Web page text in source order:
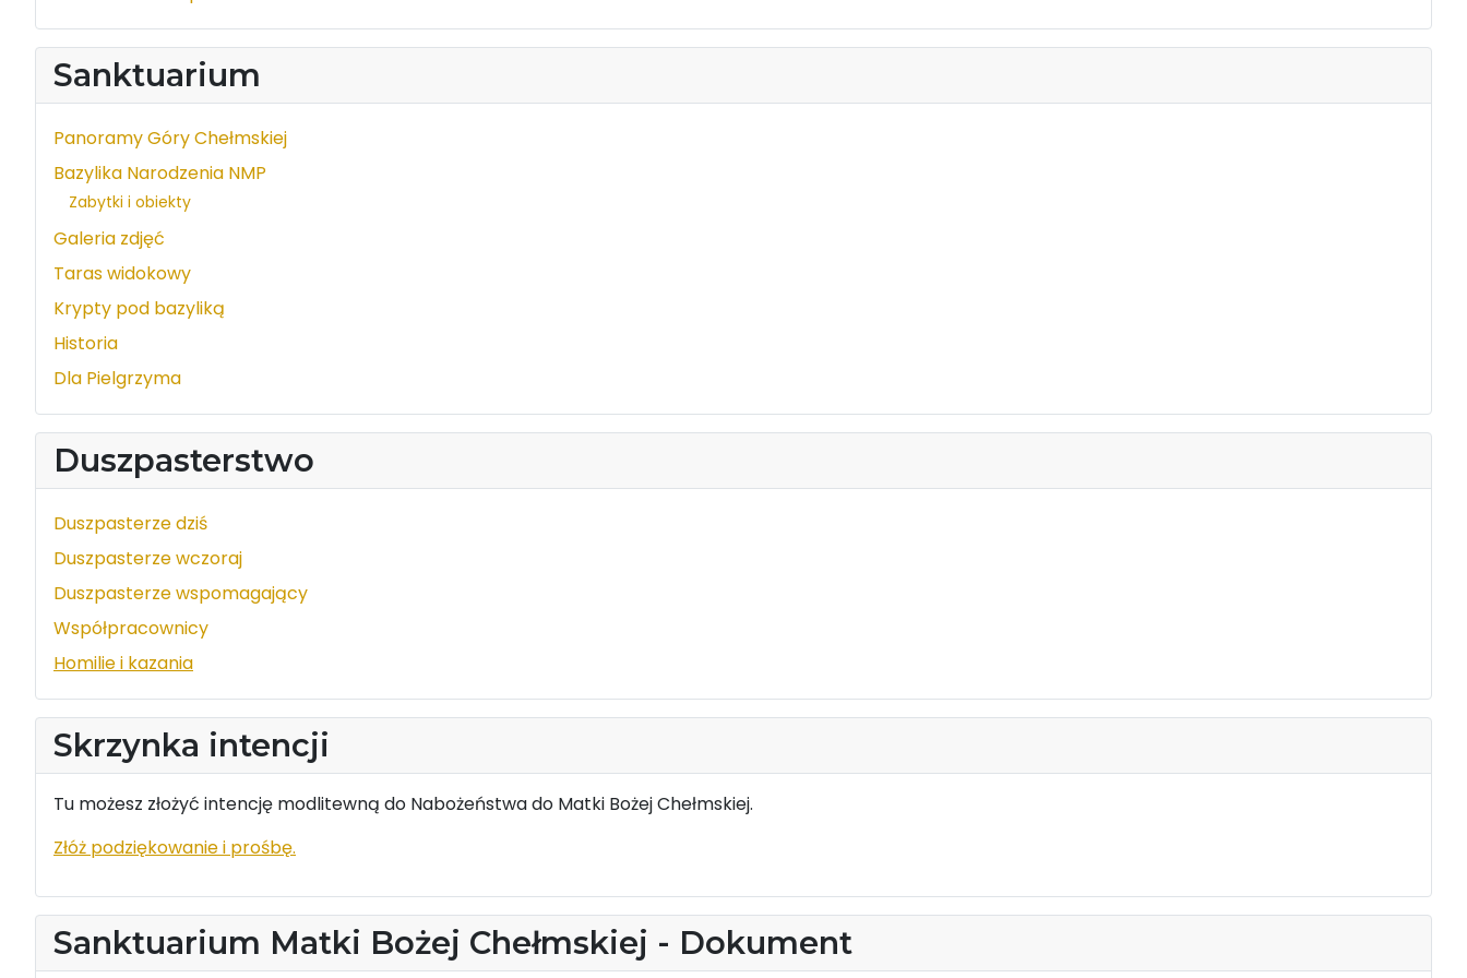
Sanktuarium
Panoramy Góry Chełmskiej
Bazylika Narodzenia NMP
Zabytki i obiekty
Galeria zdjęć
Taras widokowy
Krypty pod bazyliką
Historia
Dla Pielgrzyma
Duszpasterstwo
Duszpasterze dziś
Duszpasterze wczoraj
Duszpasterze wspomagający
Współpracownicy
Homilie i kazania
Skrzynka intencji
Tu możesz złożyć intencję modlitewną do Nabożeństwa do Matki Bożej Chełmskiej.
Złóż podziękowanie i prośbę.
Sanktuarium Matki Bożej Chełmskiej - Dokument